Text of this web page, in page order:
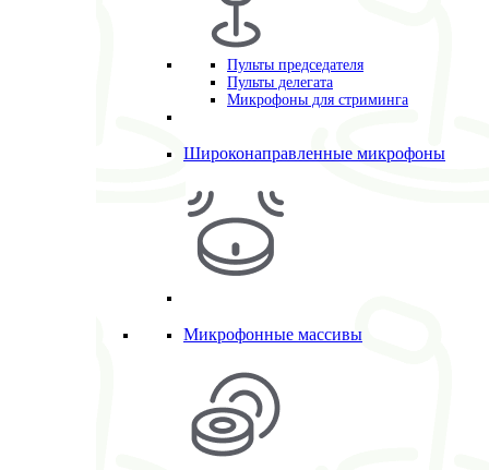
Пульты председателя
Пульты делегата
Микрофоны для стриминга
Широконаправленные микрофоны
Микрофонные массивы